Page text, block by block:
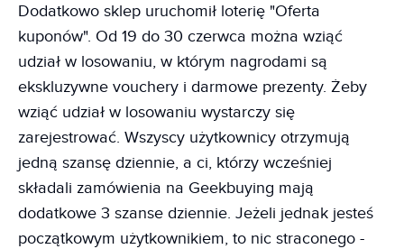
Dodatkowo sklep uruchomił loterię "Oferta
kuponów". Od 19 do 30 czerwca można wziąć
udział w losowaniu, w którym nagrodami są
ekskluzywne vouchery i darmowe prezenty. Żeby
wziąć udział w losowaniu wystarczy się
zarejestrować. Wszyscy użytkownicy otrzymują
jedną szansę dziennie, a ci, którzy wcześniej
składali zamówienia na Geekbuying mają
dodatkowe 3 szanse dziennie. Jeżeli jednak jesteś
początkowym użytkownikiem, to nic straconego -